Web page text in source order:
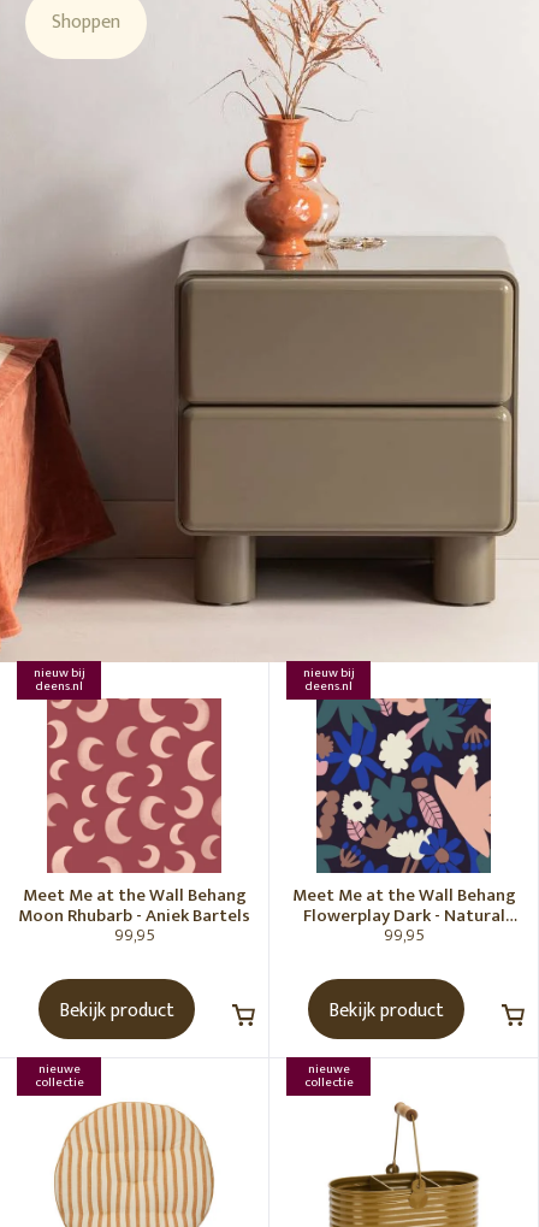
Shoppen
nieuw bij
deens.nl
Meet Me at the Wall Behang
Moon Rhubarb - Aniek Bartels
99,95
Bekijk product
nieuw bij
deens.nl
Meet Me at the Wall Behang
Flowerplay Dark - Natural
Noord
99,95
Bekijk product
nieuwe
collectie
nieuwe
collectie